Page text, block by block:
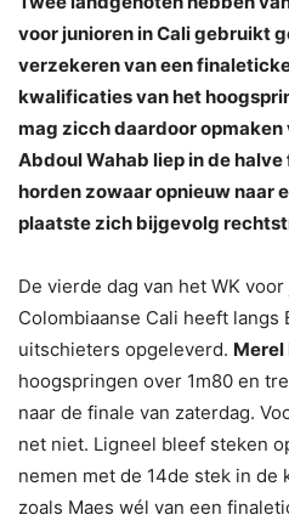
voor junioren in Cali gebruikt
verzekeren van een
kwalificaties van het
mag zicch daardoor opmaken
Abdoul Wahab liep in de
horden zowaar opnieuw naar
plaatste zich bijgevolg
De vierde dag van het WK
Colombiaanse Cali heeft
uitschieters opgeleverd. Merel
hoogspringen over 1m80 en
naar de finale van zaterdag.
net niet. Ligneel bleef steken
nemen met de 14de stek in
zoals Maes wél van een